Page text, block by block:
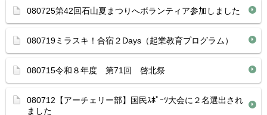
080725第42回石山夏まつりへボランティア参加しました
080719ミラスキ！合宿２Days（起業教育プログラム）
080715令和８年度 第71回 啓北祭
080712【アーチェリー部】国民ｽﾎﾟｰﾂ大会に２名選出され
ました